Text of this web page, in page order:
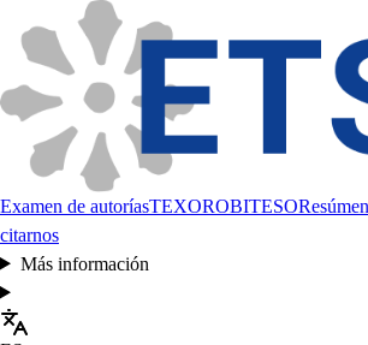
Examen de autoríasTEXOROBITESO
citarnos
Más información